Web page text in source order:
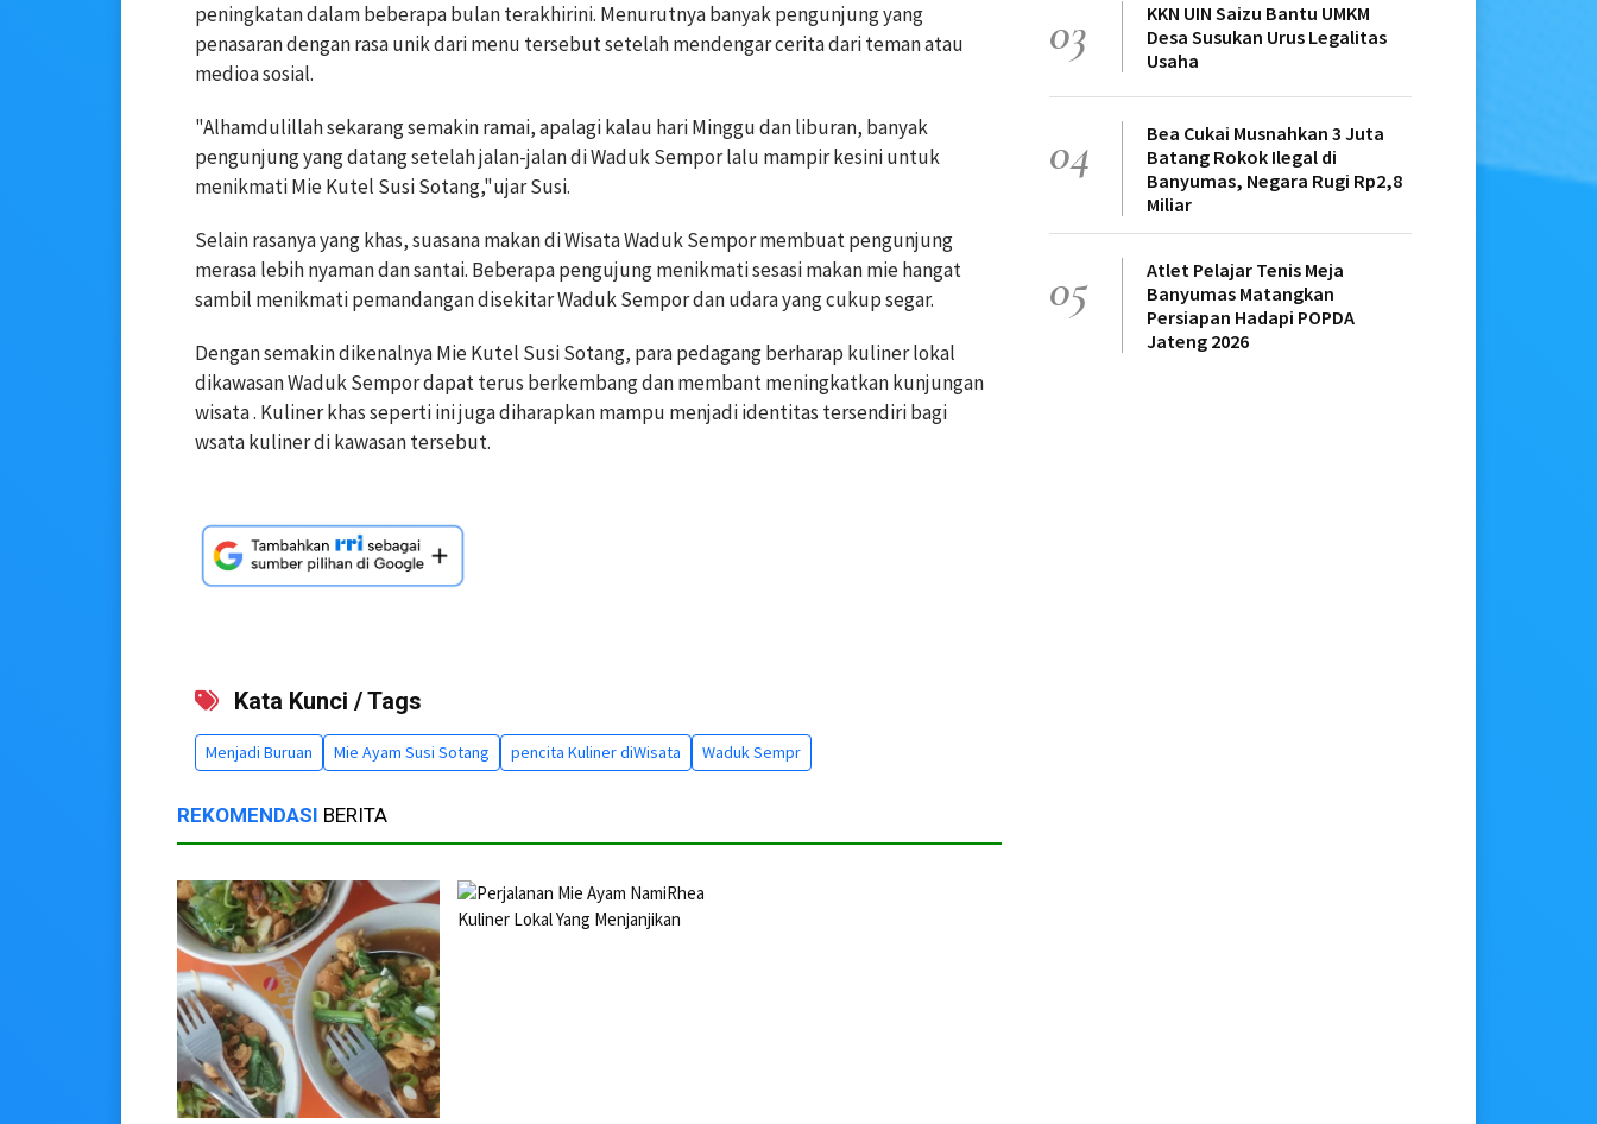
peningkatan dalam beberapa bulan terakhirini. Menurutnya banyak pengunjung yang
penasaran dengan rasa unik dari menu tersebut setelah mendengar cerita dari teman atau
medioa sosial.
"Alhamdulillah sekarang semakin ramai, apalagi kalau hari Minggu dan liburan, banyak
pengunjung yang datang setelah jalan-jalan di Waduk Sempor lalu mampir kesini untuk
menikmati Mie Kutel Susi Sotang,"ujar Susi.
Selain rasanya yang khas, suasana makan di Wisata Waduk Sempor membuat pengunjung
merasa lebih nyaman dan santai. Beberapa pengujung menikmati sesasi makan mie hangat
sambil menikmati pemandangan disekitar Waduk Sempor dan udara yang cukup segar.
Dengan semakin dikenalnya Mie Kutel Susi Sotang, para pedagang berharap kuliner lokal
dikawasan Waduk Sempor dapat terus berkembang dan membant meningkatkan kunjungan
wisata . Kuliner khas seperti ini juga diharapkan mampu menjadi identitas tersendiri bagi
wsata kuliner di kawasan tersebut.
Kata Kunci / Tags
Menjadi Buruan Mie Ayam Susi Sotang pencita Kuliner diWisata Waduk Sempr
REKOMENDASI BERITA
03
KKN UIN Saizu Bantu UMKM
Desa Susukan Urus Legalitas
Usaha
04
Bea Cukai Musnahkan 3 Juta
Batang Rokok Ilegal di
Banyumas, Negara Rugi Rp2,8
Miliar
05
Atlet Pelajar Tenis Meja
Banyumas Matangkan
Persiapan Hadapi POPDA
Jateng 2026